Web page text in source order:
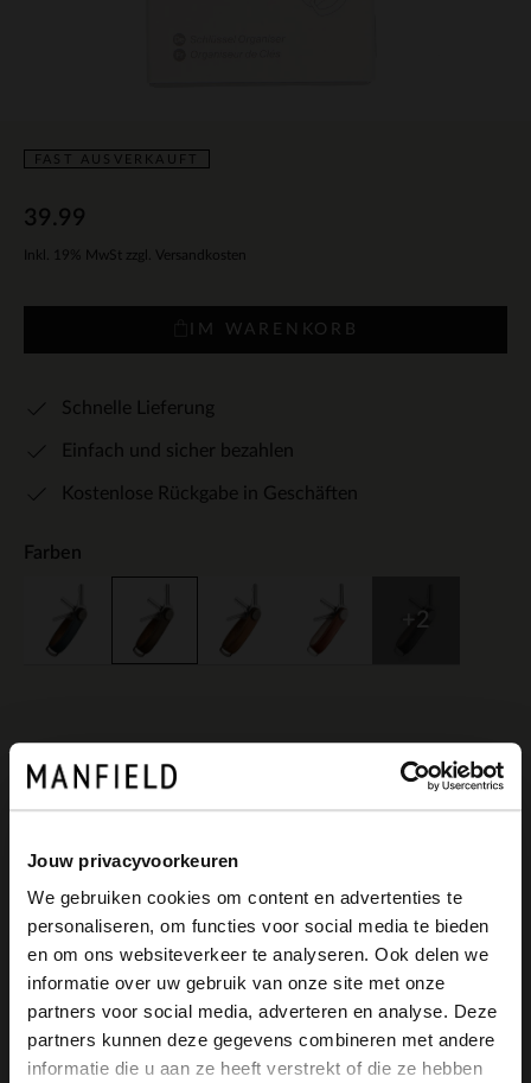
Jouw privacyvoorkeuren
We gebruiken cookies om content en advertenties te
personaliseren, om functies voor social media te bieden
en om ons websiteverkeer te analyseren. Ook delen we
informatie over uw gebruik van onze site met onze
partners voor social media, adverteren en analyse. Deze
partners kunnen deze gegevens combineren met andere
informatie die u aan ze heeft verstrekt of die ze hebben
FAST AUSVERKAUFT
39.99
Inkl. 19% MwSt zzgl. Versandkosten
IM WARENKORB
Schnelle Lieferung
Einfach und sicher bezahlen
Kostenlose Rückgabe in Geschäften
Farben
+2
Produktbeschreibung
Brauner Orbitkey-Schlüsselanhänger aus
Leder. Der Schlüsselanhänger kann 2-7
Schlüssel fassen und ist eine sichere und
bequeme Aufbewahrung. Der Anhänger
ist aus Rindsleder gearbeitet.
×
View this website in English?
It looks like your language isn't Dutch. Would
you like to switch to English?